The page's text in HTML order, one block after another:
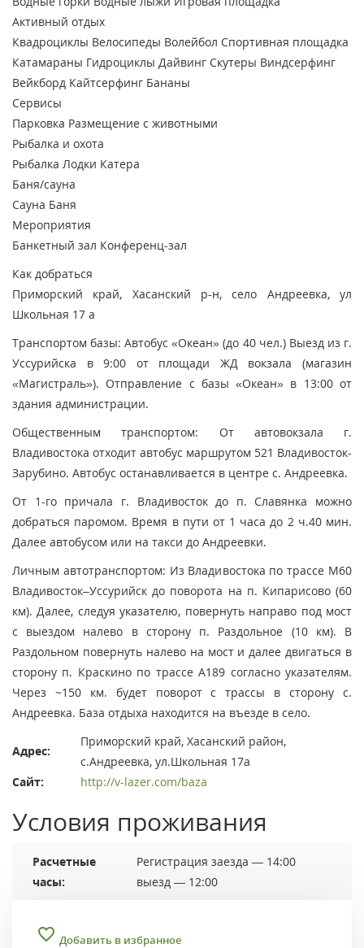
Активный отдых
Квадроциклы Велосипеды Волейбол Спортивная площадка
Катамараны Гидроциклы Дайвинг Скутеры Виндсерфинг
Вейкборд Кайтсерфинг Бананы
Сервисы
Парковка Размещение с животными
Рыбалка и охота
Рыбалка Лодки Катера
Баня/сауна
Сауна Баня
Мероприятия
Банкетный зал Конференц-зал
Как добраться
Приморский край, Хасанский р-н, село Андреевка, ул
Школьная 17 а
Транспортом базы: Автобус «Океан» (до 40 чел.) Выезд из г.
Уссурийска в 9:00 от площади ЖД вокзала (магазин
«Магистраль»). Отправление с базы «Океан» в 13:00 от
здания администрации.
Общественным транспортом: От автовокзала г.
Владивостока отходит автобус маршрутом 521 Владивосток-
Зарубино. Автобус останавливается в центре с. Андреевка.
От 1-го причала г. Владивосток до п. Славянка можно
добраться паромом. Время в пути от 1 часа до 2 ч.40 мин.
Далее автобусом или на такси до Андреевки.
Личным автотранспортом: Из Владивостока по трассе М60
Владивосток–Уссурийск до поворота на п. Кипарисово (60
км). Далее, следуя указателю, повернуть направо под мост
с выездом налево в сторону п. Раздольное (10 км). В
Раздольном повернуть налево на мост и далее двигаться в
сторону п. Краскино по трассе А189 согласно указателям.
Через ~150 км. будет поворот с трассы в сторону с.
Андреевка. База отдыха находится на въезде в село.
Адрес:
Приморский край, Хасанский район,
с.Андреевка, ул.Школьная 17а
Сайт:
http://v-lazer.com/baza
Условия проживания
Расчетные
часы:
Регистрация заезда — 14:00
выезд — 12:00
Добавить в избранное